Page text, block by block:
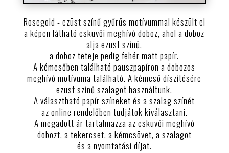
Rosegold - ezüst színű gyűrűs motívummal készült el
a képen látható esküvői meghívó doboz, ahol a doboz
alja ezüst színű,
a doboz teteje pedig fehér matt papír.
A kémcsőben található pauszpapíron a dobozos
meghívó motívuma található. A kémcső díszítésére
ezüst színű szalagot használtunk.
A választható papír színeket és a szalag színét
az online rendelőben tudjátok kiválasztani.
A megadott ár tartalmazza az esküvői meghívó
dobozt, a tekercset, a kémcsövet, a szalagot
és a nyomtatási díjat.